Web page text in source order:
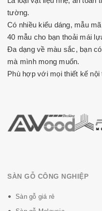
tường.
Có nhiều kiểu dáng, mẫu
40 mẫu cho bạn thoải mái
Đa dạng về màu sắc, bạn
mà mình mong muốn.
Phù hợp với mọi thiết kế
SÀN GỖ CÔNG NGHIỆP
Sàn gỗ giá rẻ